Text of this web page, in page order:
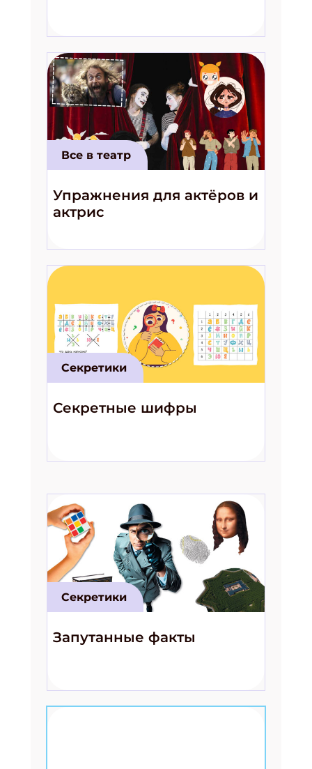
Все в театр
Упражнения для актёров и
актрис
Секретики
Секретные шифры
Секретики
Запутанные факты